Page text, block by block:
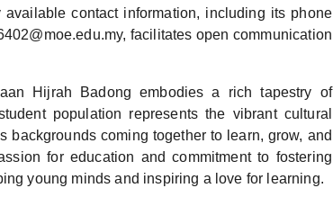
contact information, including its phone
facilitates open communication
Hijrah Badong embodies a rich tapestry of
population represents the vibrant cultural
backgrounds coming together to learn, grow, and
for education and commitment to fostering
young minds and inspiring a love for learning.